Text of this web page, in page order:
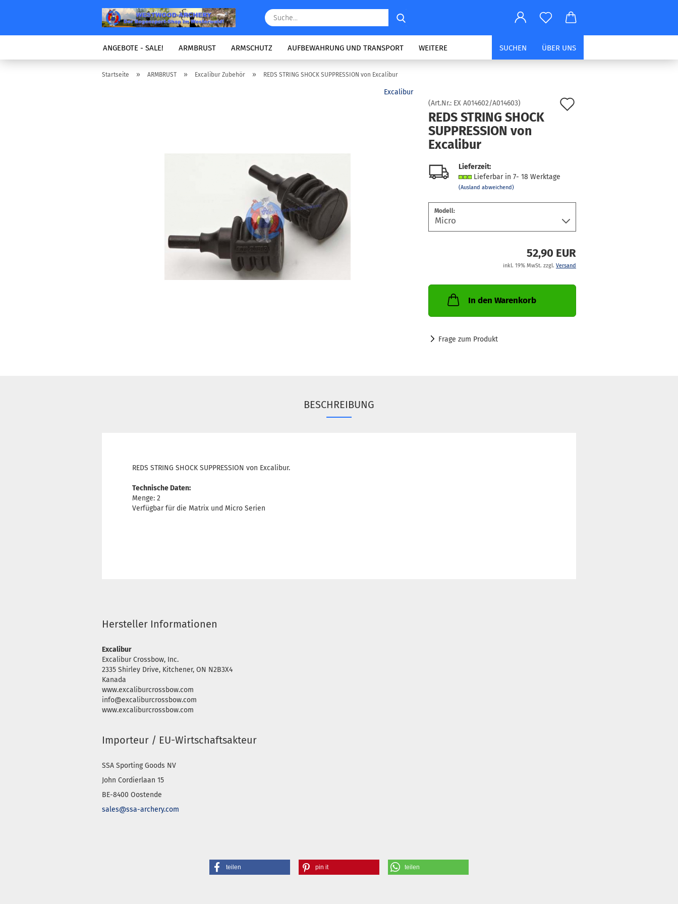
ANGEBOTE - SALE! ARMBRUST ARMSCHUTZ AUFBEWAHRUNG UND TRANSPORT SUCHEN ÜBER UNS
WEITERE
Startseite » ARMBRUST » Excalibur Zubehör » REDS STRING SHOCK SUPPRESSION von Excalibur
Excalibur
(Art.Nr.: EX A014602/A014603)
REDS STRING SHOCK
SUP­PRES­SI­ON von
Ex­ca­li­bur
Lieferzeit:
Lieferbar in 7- 18 Werktage
(Ausland abweichend)
Modell:
52,90 EUR
inkl. 19% MwSt. zzgl. Versand
In den Warenkorb
Frage zum Produkt
BESCHREIBUNG
REDS STRING SHOCK SUPPRESSION von Excalibur.
Technische Daten:
Menge: 2
Verfügbar für die Matrix und Micro Serien
Hersteller Informationen
Excalibur
Excalibur Crossbow, Inc.
2335 Shirley Drive, Kitchener, ON N2B3X4
Kanada
www.excaliburcrossbow.com
info@excaliburcrossbow.com
www.excaliburcrossbow.com
Importeur / EU-Wirtschaftsakteur
SSA Sporting Goods NV
John Cordierlaan 15
BE-8400 Oostende
sales@ssa-archery.com
teilen pin it teilen